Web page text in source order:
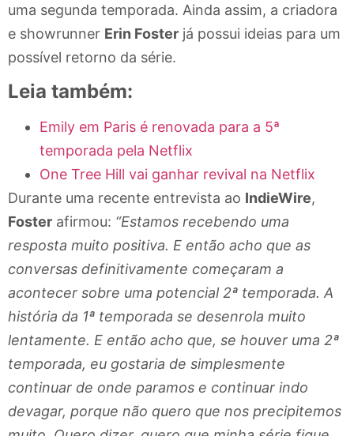
uma segunda temporada. Ainda assim, a criadora
e showrunner Erin Foster já possui ideias para um
possível retorno da série.
Leia também:
Emily em Paris é renovada para a 5ª
temporada pela Netflix
One Tree Hill vai ganhar revival na Netflix
Durante uma recente entrevista ao IndieWire,
Foster afirmou: “Estamos recebendo uma
resposta muito positiva. E então acho que as
conversas definitivamente começaram a
acontecer sobre uma potencial 2ª temporada. A
história da 1ª temporada se desenrola muito
lentamente. E então acho que, se houver uma 2ª
temporada, eu gostaria de simplesmente
continuar de onde paramos e continuar indo
devagar, porque não quero que nos precipitemos